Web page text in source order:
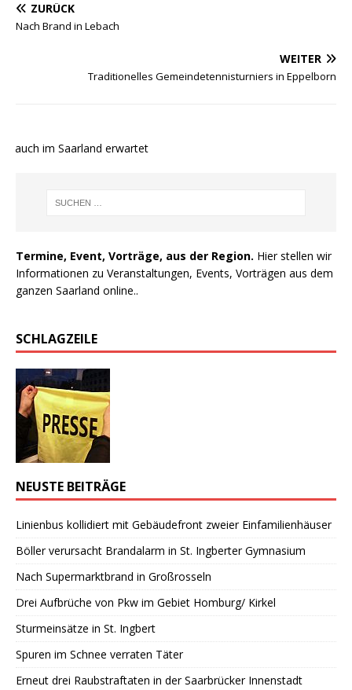
ZURÜCK
Nach Brand in Lebach
WEITER
Traditionelles Gemeindetennisturniers in Eppelborn
auch im Saarland erwartet
Termine, Event, Vorträge, aus der Region. Hier stellen wir
Informationen zu Veranstaltungen, Events, Vorträgen aus dem
ganzen Saarland online..
SCHLAGZEILE
NEUSTE BEITRÄGE
Linienbus kollidiert mit Gebäudefront zweier Einfamilienhäuser
Böller verursacht Brandalarm in St. Ingberter Gymnasium
Nach Supermarktbrand in Großrosseln
Drei Aufbrüche von Pkw im Gebiet Homburg/ Kirkel
Sturmeinsätze in St. Ingbert
Spuren im Schnee verraten Täter
Erneut drei Raubstraftaten in der Saarbrücker Innenstadt